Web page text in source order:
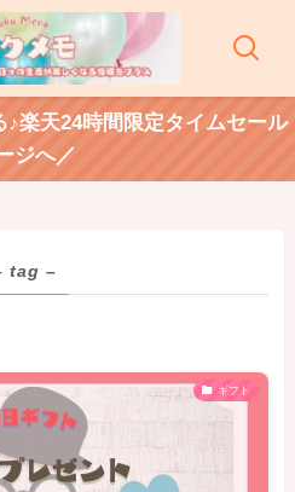
楽天24時間限定タイムセール
ジへ／
tag –
ギフト